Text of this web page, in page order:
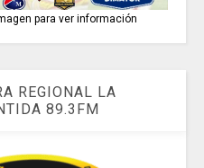
para ver información
REGIONAL LA
89.3FM